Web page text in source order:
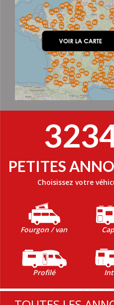
PETITES
Choisissez votre
Fourgon / van
Profilé